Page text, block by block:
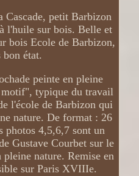
Cascade, petit Barbizon
l'huile sur bois. Belle et
bois Ecole de Barbizon,
bon état.
peinte en pleine
motif", typique du travail
l'école de Barbizon qui
nature. De format : 26
photos 4,5,6,7 sont un
Gustave Courbet sur le
pleine nature. Remise en
sur Paris XVIIIe.